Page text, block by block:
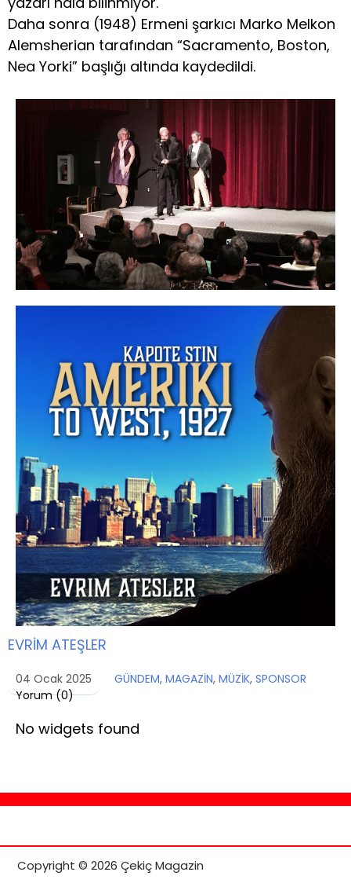
Daha sonra (1948) Ermeni şarkıcı Marko Melkon
Alemsherian tarafından “Sacramento, Boston,
Nea Yorki” başlığı altında kaydedildi.
EVRİM ATEŞLER
04 Ocak 2025 GÜNDEM, MAGAZİN, MÜZİK, SPONSOR
Yorum (0)
No widgets found
Copyright © 2026 Çekiç Magazin